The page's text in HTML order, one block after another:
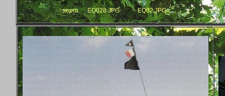
sopra EQ028.JPG EQ02.JPG